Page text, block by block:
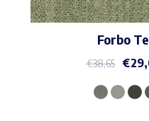
Forbo
€38,65 €